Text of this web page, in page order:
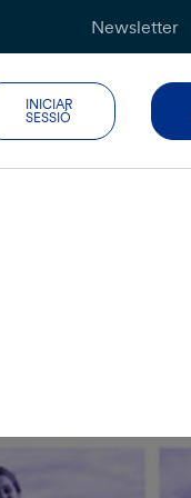
Newsletter
INICIAR
SESSIÓ